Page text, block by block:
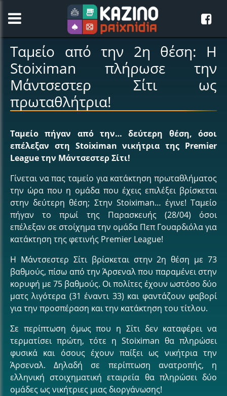
Ταμείο από την 2η θέση: H
Stoiximan πλήρωσε την
Μάντσεστερ Σίτι ως
πρωταθλήτρια!
Ταμείο πήγαν από την… δεύτερη θέση, όσοι
επέλεξαν στη Stoiximan νικήτρια της Premier
League την Μάντσεστερ Σίτι!
Γίνεται να πας ταμείο για κατάκτηση πρωταθλήματος
την ώρα που η ομάδα που έχεις επιλέξει βρίσκεται
στην δεύτερη θέση; Στην Stoiximan… έγινε! Ταμείο
πήγαν το πρωί της Παρασκευής (28/04) όσοι
επέλεξαν σε στοίχηματην ομάδα Πεπ Γουαρδιόλα για
κατάκτηση της φετινής Premier League!
Η Μάντσεστερ Σίτι βρίσκεται στην 2η θέση με 73
βαθμούς, πίσω από την Άρσεναλ που παραμένει στην
κορυφή με 75 βαθμούς. Οι πολίτες έχουν ωστόσο δύο
ματς λιγότερα (31 έναντι 33) και φαντάζουν φαβορί
για την προσπέραση και την κατάκτηση του τίτλου.
Σε περίπτωση όμως που η Σίτι δεν καταφέρει να
τερματίσει πρώτη, τότε η Stoiximan θα πληρώσει
φυσικά και όσους έχουν παίξει ως νικήτρια την
Άρσεναλ. Δηλαδή σε περίπτωση ανατροπής, η
ελληνική στοιχηματική εταιρεία θα πληρώσει δύο
ομάδες ως νικήτριες μιας διοργάνωσης!